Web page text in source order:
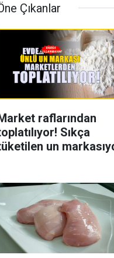
Çıkanlar
raflarından
Sıkça
un